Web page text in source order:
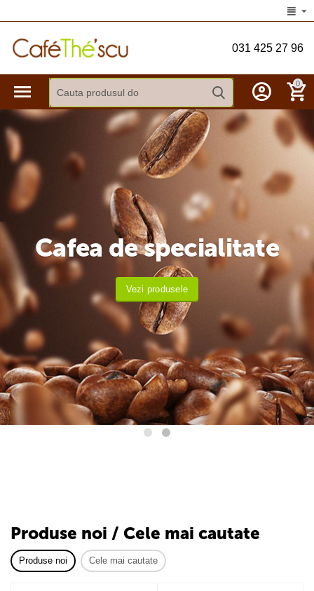
031 425 27 96
0
Cafea de specialitate
Vezi produsele
Produse noi / Cele mai cautate
Produse noi Cele mai cautate